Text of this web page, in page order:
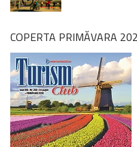
COPERTA PRIMĂVARA